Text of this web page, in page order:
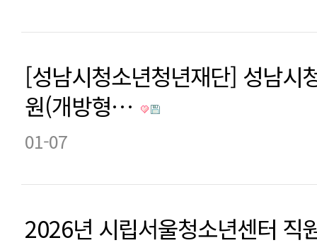
[성남시청소년청년재단] 성남시
원(개방형…
01-07
2026년 시립서울청소년센터 직